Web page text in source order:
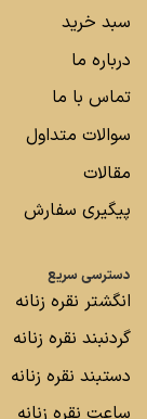
سبد خرید
درباره ما
تماس با ما
سوالات متداول
مقالات
پیگیری سفارش
دسترسی سریع
انگشتر نقره زنانه
گردنبند نقره زنانه
دستبند نقره زنانه